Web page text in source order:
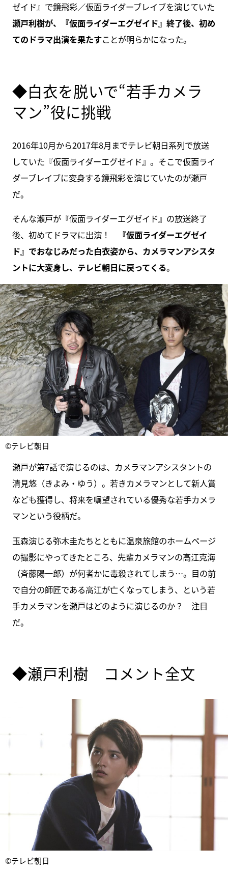
ゼイド』で鏡飛彩／仮面ライダーブレイブを演じていた
瀬戸利樹が、『仮面ライダーエグゼイド』終了後、初め
てのドラマ出演を果たすことが明らかになった。
◆白衣を脱いで“若手カメラ
マン”役に挑戦
2016年10月から2017年8月までテレビ朝日系列で放送
していた『仮面ライダーエグゼイド』。そこで仮面ライ
ダーブレイブに変身する鏡飛彩を演じていたのが瀬戸
だ。
そんな瀬戸が『仮面ライダーエグゼイド』の放送終了
後、初めてドラマに出演！
『仮面ライダーエグゼイ
ド』でおなじみだった白衣姿から、カメラマンアシスタ
ントに大変身し、テレビ朝日に戻ってくる。
©テレビ朝日
瀬戸が第7話で演じるのは、カメラマンアシスタントの
清見悠（きよみ・ゆう）。若きカメラマンとして新人賞
なども獲得し、将来を嘱望されている優秀な若手カメラ
マンという役柄だ。
玉森演じる弥木圭たちとともに温泉旅館のホームページ
の撮影にやってきたところ、先輩カメラマンの高江克海
（斉藤陽一郎）が何者かに毒殺されてしまう…。目の前
で自分の師匠である高江が亡くなってしまう、という若
手カメラマンを瀬戸はどのように演じるのか？ 注目
だ。
◆瀬戸利樹 コメント全文
©テレビ朝日